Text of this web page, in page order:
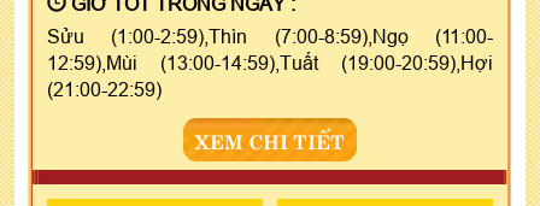
Sửu (1:00-2:59),Thìn (7:00-8:59),Ngọ (11:00-
12:59),Mùi (13:00-14:59),Tuất (19:00-20:59),Hợi
(21:00-22:59)
XEM CHI TIẾT